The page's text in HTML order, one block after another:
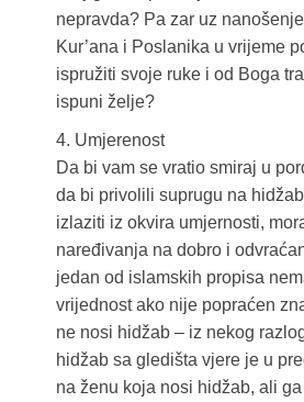
nepravda? Pa zar uz
Kur’ana i Poslanika u vrijeme
ispružiti svoje ruke i od Boga
ispuni želje?
4. Umjerenost
Da bi vam se vratio smiraj u
da bi privolili suprugu na
izlaziti iz okvira umjernosti,
naređivanja na dobro i
jedan od islamskih propisa
vrijednost ako nije popraćen
ne nosi hidžab – iz nekog
hidžab sa gledišta vjere je u
na ženu koja nosi hidžab, ali